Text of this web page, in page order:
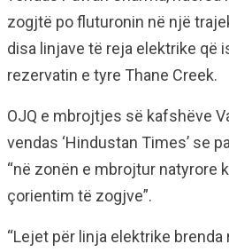
zogjtë po fluturonin në një
disa linjave të reja elektrike që
rezervatin e tyre Thane Creek.
OJQ e mbrojtjes së kafshëve
vendas ‘Hindustan Times’ se
“në zonën e mbrojtur natyrore
çorientim të zogjve”.
“Lejet për linja elektrike